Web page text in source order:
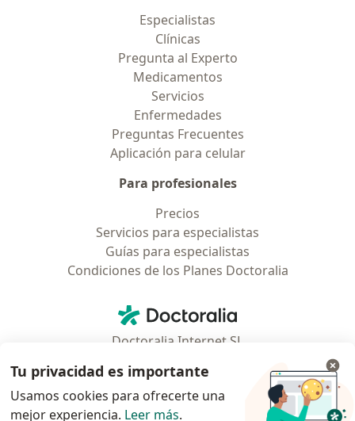
Especialistas
Clínicas
Pregunta al Experto
Medicamentos
Servicios
Enfermedades
Preguntas Frecuentes
Aplicación para celular
Para profesionales
Precios
Servicios para especialistas
Guías para especialistas
Condiciones de los Planes Doctoralia
Doctoralia - Página de inicio
Doctoralia Internet SL
08019 Barcelona, Spain
Tu privacidad es importante
Usamos cookies para ofrecerte una
mejor experiencia. Leer más.